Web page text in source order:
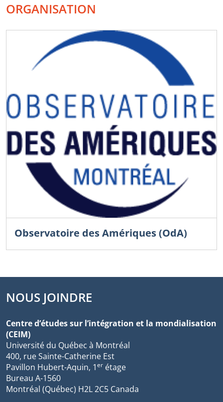
ORGANISATION
Observatoire des Amériques (OdA)
NOUS JOINDRE
Centre d’études sur l’intégration et la mondialisation
(CEIM)
Université du Québec à Montréal
400, rue Sainte-Catherine Est
Pavillon Hubert-Aquin, 1er étage
Bureau A-1560
Montréal (Québec) H2L 2C5 Canada